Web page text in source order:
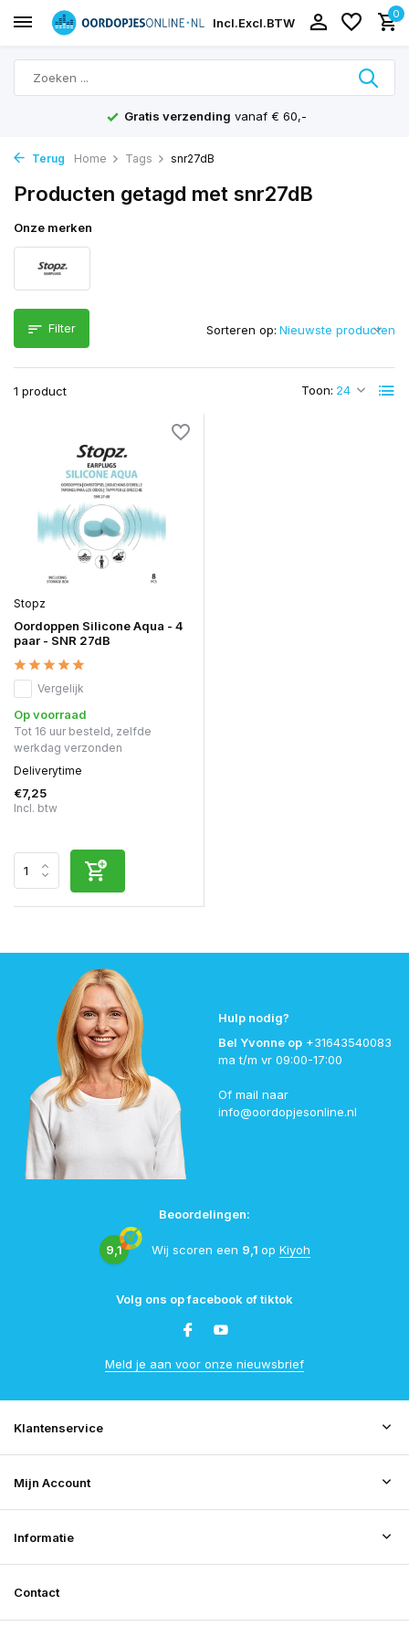
Incl.Excl.BTW
0
Gratis verzending vanaf € 60,-
Terug Home Tags snr27dB
Producten getagd met snr27dB
Onze merken
Filter
1 product Toon:
Sorteren op:
Stopz
Oordoppen Silicone Aqua - 4
paar - SNR 27dB
Vergelijk
Op voorraad
Tot 16 uur besteld, zelfde
werkdag verzonden
Deliverytime
€7,25
Incl. btw
Hulp nodig?
Bel Yvonne op +31643540083
ma t/m vr 09:00-17:00
Of mail naar
info@oordopjesonline.nl
Beoordelingen:
9,1 Wij scoren een 9,1 op Kiyoh
Volg ons op facebook of tiktok
Meld je aan voor onze nieuwsbrief
Klantenservice
Mijn Account
Informatie
Contact